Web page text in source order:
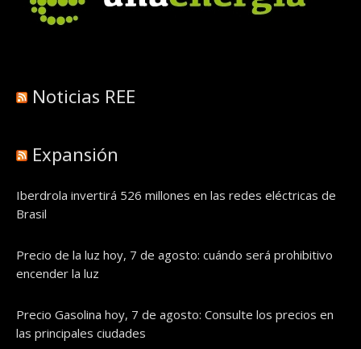
Noticias REE
Expansión
Iberdrola invertirá 526 millones en las redes eléctricas de
Brasil
Precio de la luz hoy, 7 de agosto: cuándo será prohibitivo
encender la luz
Precio Gasolina hoy, 7 de agosto: Consulte los precios en
las principales ciudades